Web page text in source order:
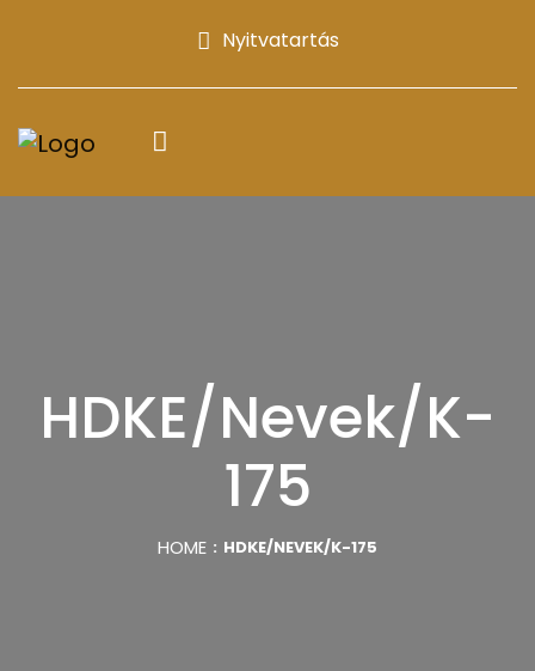
Nyitvatartás
HDKE/Nevek/K-
175
HOME HDKE/NEVEK/K-175